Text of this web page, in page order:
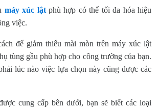
máy xúc lậtphù hợp có thể tối đa hóa hiệu
việc.
để giảm thiểu mài mòn trên máy xúc lật
tùng gầu phù hợp cho công trường của bạn.
lúc nào việc lựa chọn này cũng được các
cung cấp bên dưới, bạn sẽ biết các loại